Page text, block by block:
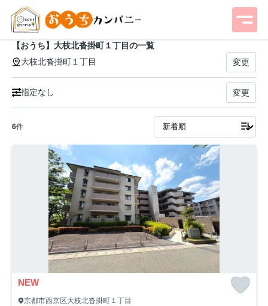
【おうち】大枝北沓掛町１丁目の一覧
大枝北沓掛町１丁目
変更
指定なし 変更
6件
NEW
京都市西京区大枝北沓掛町１丁目